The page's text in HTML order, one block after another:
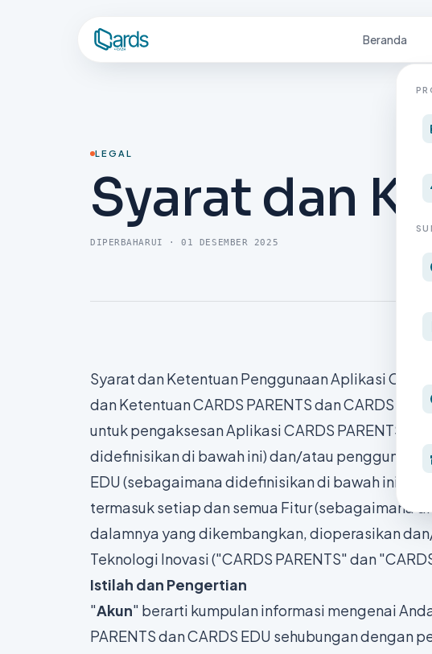
Beranda
LEGAL
Syarat dan
DIPERBAHARUI ·01 DESEMBER 2025
Syarat dan Ketentuan Penggunaan Aplikasi
dan Ketentuan CARDS PARENTS dan CARDS
untuk pengaksesan Aplikasi CARDS PARENTS
didefinisikan di bawah ini) dan/atau penggunaan
EDU (sebagaimana didefinisikan di bawah ini)
termasuk setiap dan semua Fitur (sebagaimana
dalamnya yang dikembangkan, dioperasikan
Teknologi Inovasi ("CARDS PARENTS" dan
Istilah dan Pengertian
"Akun" berarti kumpulan informasi mengenai
PARENTS dan CARDS EDU sehubungan dengan